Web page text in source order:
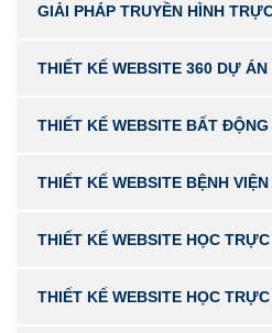
GIẢI PHÁP TRUYỀN HÌNH
THIẾT KẾ WEBSITE 360 DỰ
THIẾT KẾ WEBSITE BẤT ĐỘNG
THIẾT KẾ WEBSITE BỆNH VIỆN
THIẾT KẾ WEBSITE HỌC
THIẾT KẾ WEBSITE HỌC